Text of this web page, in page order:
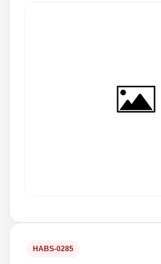
HABS-0285